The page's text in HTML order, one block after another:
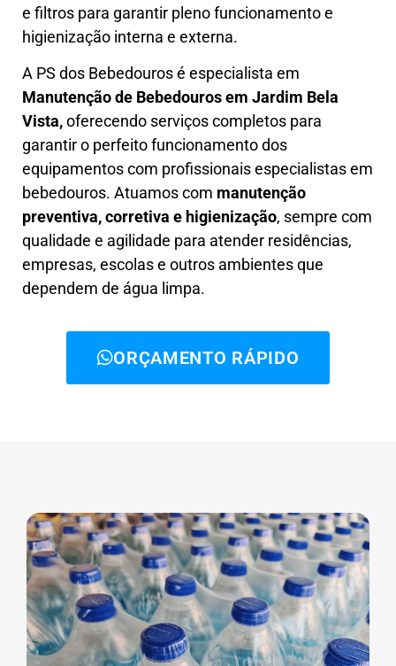
e filtros para garantir pleno funcionamento e
higienização interna e externa.
A PS dos Bebedouros é especialista em
Manutenção de Bebedouros em Jardim Bela
Vista,oferecendo serviços completos para
garantir o perfeito funcionamento dos
equipamentos com profissionais especialistas em
bebedouros. Atuamos com manutenção
preventiva, corretiva e higienização, sempre com
qualidade e agilidade para atender residências,
empresas, escolas e outros ambientes que
dependem de água limpa.
ORÇAMENTO RÁPIDO